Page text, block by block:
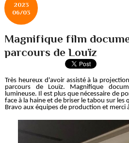
2023
06/03
Magnifique film
parcours de Louïz
Très heureux d'avoir assisté à la
parcours de Louïz. Magnifique
lumineuse. Il est plus que nécessaire de
face à la haine et de briser le tabou sur les
Bravo aux équipes de production et merci